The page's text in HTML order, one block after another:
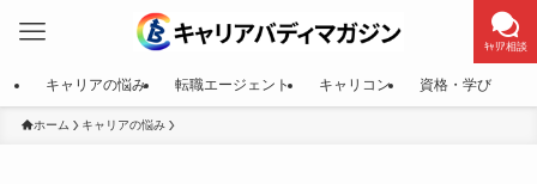
ｷｬﾘｱ相談
キャリアの悩み 転職エージェント キャリコン 資格・学び
ホーム キャリアの悩み